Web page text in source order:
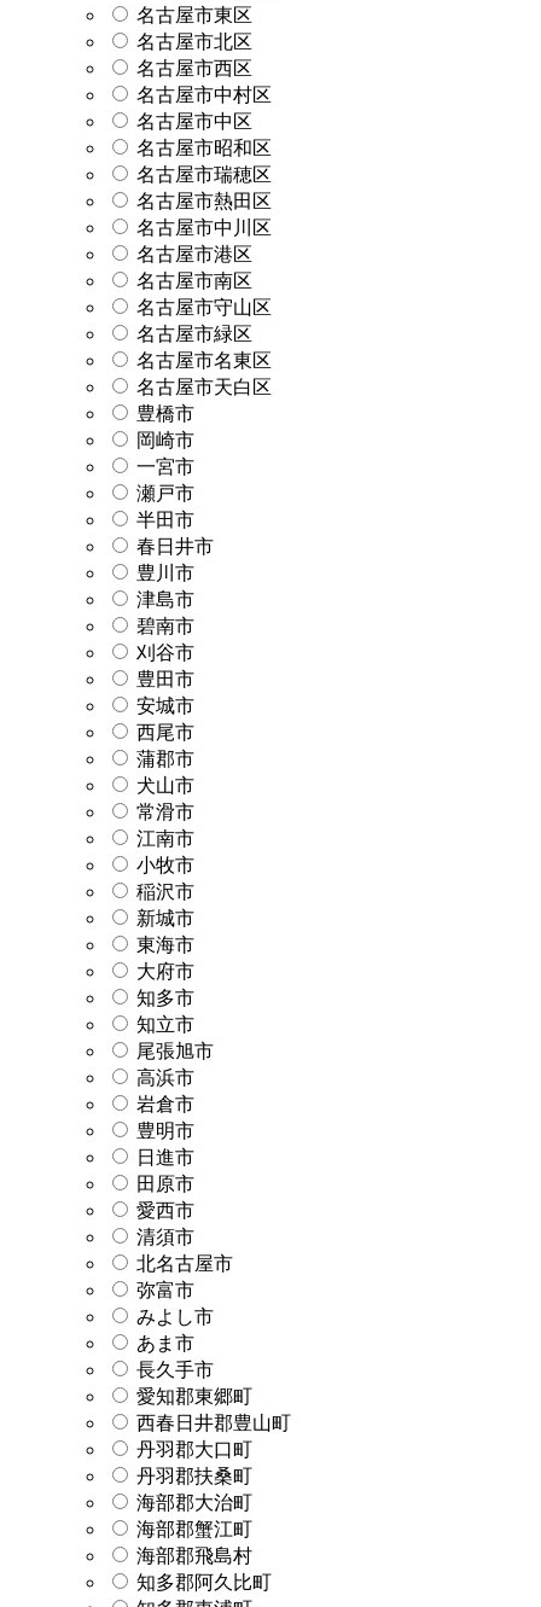
名古屋市東区
名古屋市北区
名古屋市西区
名古屋市中村区
名古屋市中区
名古屋市昭和区
名古屋市瑞穂区
名古屋市熱田区
名古屋市中川区
名古屋市港区
名古屋市南区
名古屋市守山区
名古屋市緑区
名古屋市名東区
名古屋市天白区
豊橋市
岡崎市
一宮市
瀬戸市
半田市
春日井市
豊川市
津島市
碧南市
刈谷市
豊田市
安城市
西尾市
蒲郡市
犬山市
常滑市
江南市
小牧市
稲沢市
新城市
東海市
大府市
知多市
知立市
尾張旭市
高浜市
岩倉市
豊明市
日進市
田原市
愛西市
清須市
北名古屋市
弥富市
みよし市
あま市
長久手市
愛知郡東郷町
西春日井郡豊山町
丹羽郡大口町
丹羽郡扶桑町
海部郡大治町
海部郡蟹江町
海部郡飛島村
知多郡阿久比町